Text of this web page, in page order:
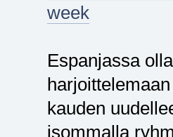
week
Espanjassa
kauden
isommalla